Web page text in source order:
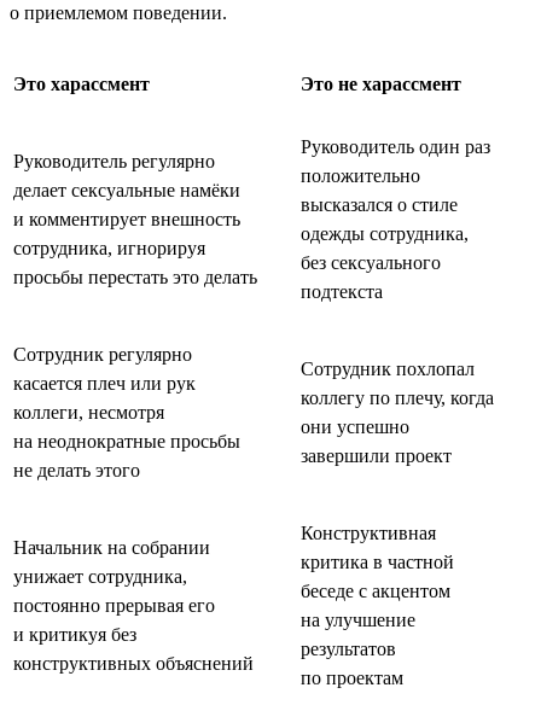
о приемлемом поведении.
Это харассмент Это не харассмент
Руководитель регулярно
делает сексуальные намёки
и комментирует внешность
сотрудника, игнорируя
просьбы перестать это делать
Руководитель один раз
положительно
высказался о стиле
одежды сотрудника,
без сексуального
подтекста
Сотрудник регулярно
касается плеч или рук
коллеги, несмотря
на неоднократные просьбы
не делать этого
Сотрудник похлопал
коллегу по плечу, когда
они успешно
завершили проект
Начальник на собрании
унижает сотрудника,
постоянно прерывая его
и критикуя без
конструктивных объяснений
Конструктивная
критика в частной
беседе с акцентом
на улучшение
результатов
по проектам